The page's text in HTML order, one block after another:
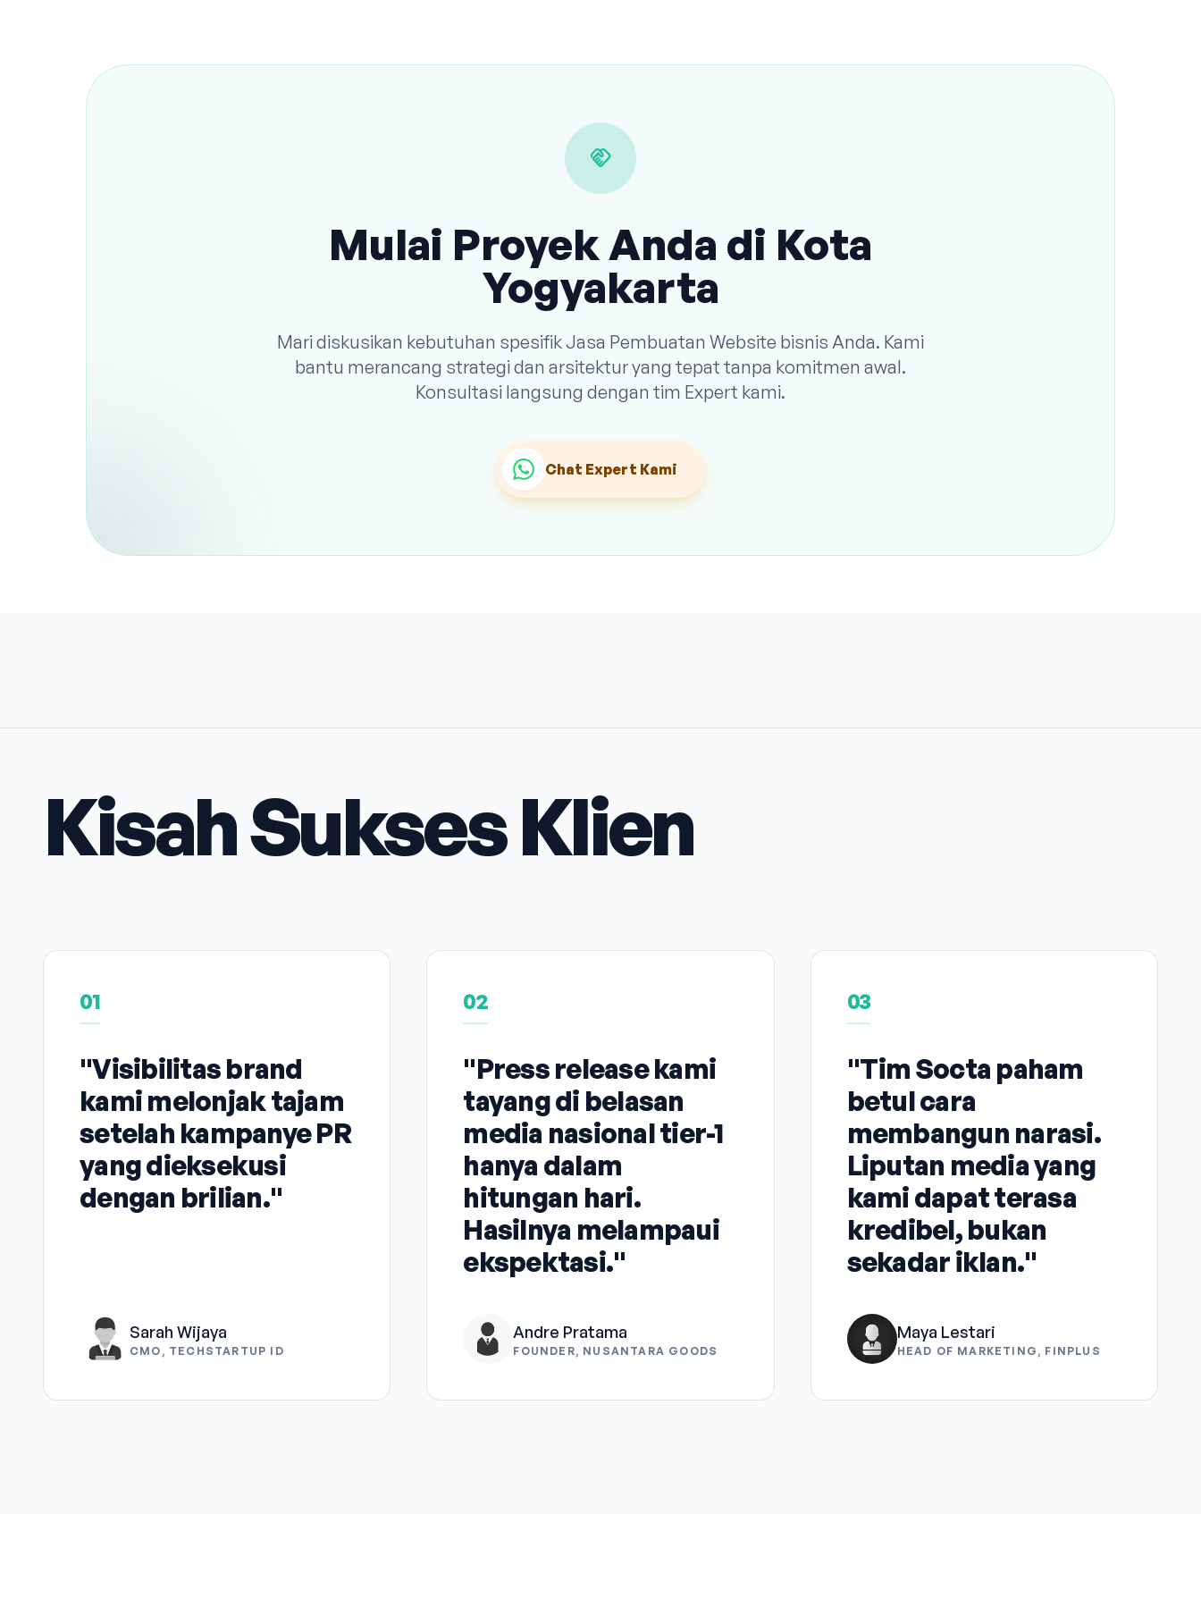
handshake
Mulai Proyek Anda di Kota
Yogyakarta
Mari diskusikan kebutuhan spesifik Jasa Pembuatan Website bisnis Anda. Kami
bantu merancang strategi dan arsitektur yang tepat tanpa komitmen awal.
Konsultasi langsung dengan tim Expert kami.
Chat Expert Kami
Kisah Sukses Klien
01
"Visibilitas brand
kami melonjak tajam
setelah kampanye PR
yang dieksekusi
dengan brilian."
Sarah Wijaya
CMO, TECHSTARTUP ID
02
"Press release kami
tayang di belasan
media nasional tier-1
hanya dalam
hitungan hari.
Hasilnya melampaui
ekspektasi."
Andre Pratama
FOUNDER, NUSANTARA GOODS
03
"Tim Socta paham
betul cara
membangun narasi.
Liputan media yang
kami dapat terasa
kredibel, bukan
sekadar iklan."
Maya Lestari
HEAD OF MARKETING, FINPLUS